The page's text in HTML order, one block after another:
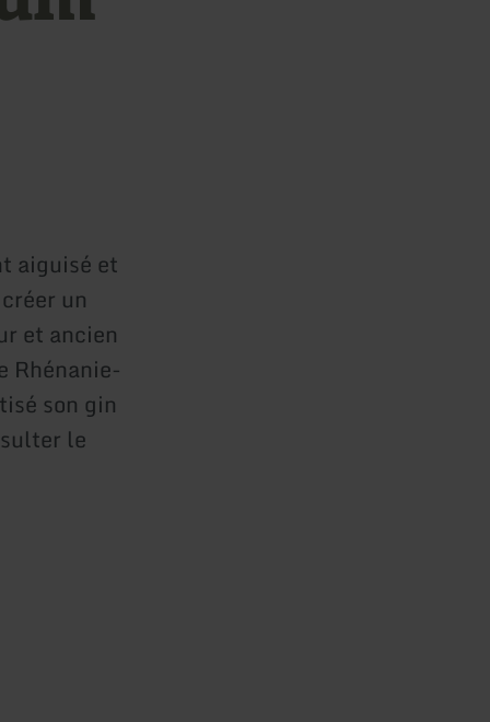
aiguisé et
un
et ancien
Rhénanie-
son gin
le